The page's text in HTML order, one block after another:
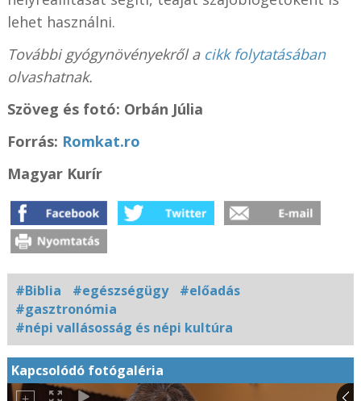
lehet használni.
További gyógynövényekről a cikk folytatásában
olvashatnak.
Szöveg és fotó: Orbán Júlia
Forrás: Romkat.ro
Magyar Kurír
#Biblia #egészségügy
#előadás
#gasztronómia
#népi vallásosság és népi kultúra
Kapcsolódó fotógaléria